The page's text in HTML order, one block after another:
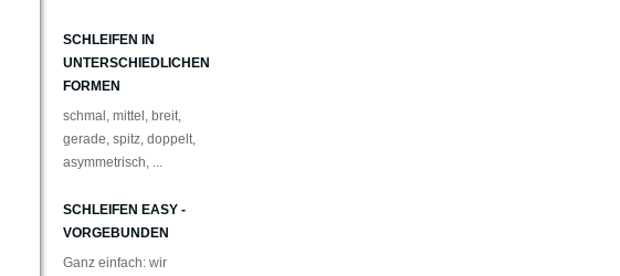
SCHLEIFEN IN
UNTERSCHIEDLICHEN
FORMEN
schmal, mittel, breit,
gerade, spitz, doppelt,
asymmetrisch, ...
SCHLEIFEN EASY -
VORGEBUNDEN
Ganz einfach: wir